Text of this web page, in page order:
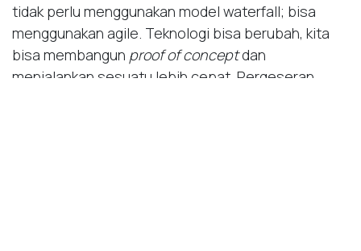
tidak perlu menggunakan model waterfall; bisa
menggunakan agile. Teknologi bisa berubah, kita
bisa membangun proof of conceptdan
menjalankan sesuatu lebih cepat. Pergeseran